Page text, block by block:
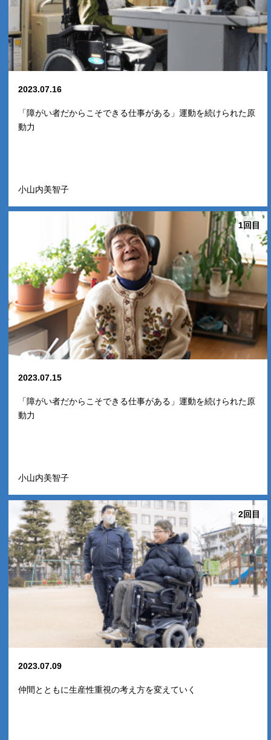
2023.07.16
「障がい者だからこそできる仕事がある」運動を続けられた原
動力
小山内美智子
1回目
2023.07.15
「障がい者だからこそできる仕事がある」運動を続けられた原
動力
小山内美智子
2回目
2023.07.09
仲間とともに生産性重視の考え方を変えていく